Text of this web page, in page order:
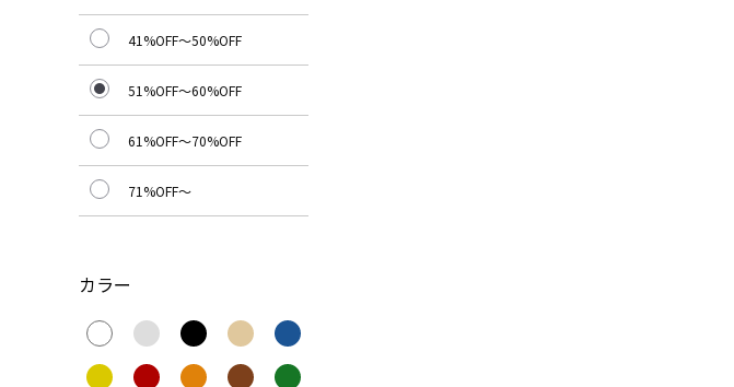
41%OFF～50%OFF
51%OFF～60%OFF
61%OFF～70%OFF
71%OFF～
カラー